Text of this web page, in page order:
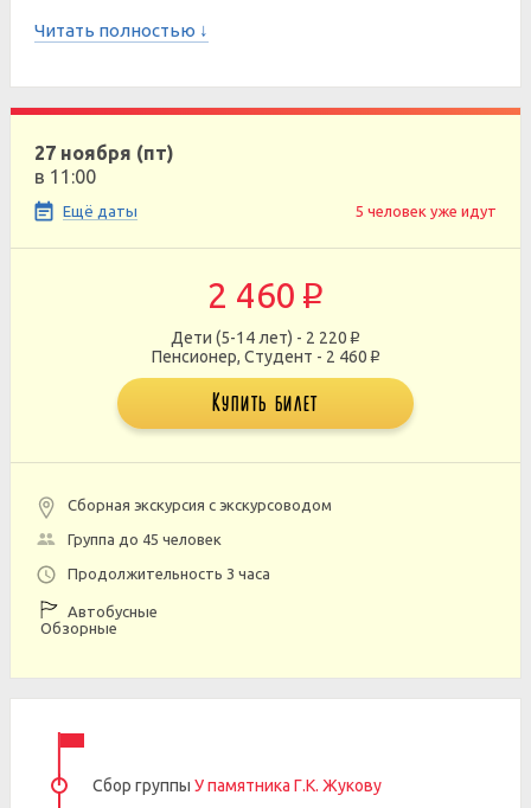
Читать полностью ↓
27 ноября (пт)
в 11:00
Ещё даты 5 человек уже идут
2 460 p
Дети (5-14 лет) - 2 220 p
Пенсионер, Студент - 2 460 p
Купить билет
Сборная экскурсия с экскурсоводом
Группа до 45 человек
Продолжительность 3 часа
Автобусные
Обзорные
Сбор группы У памятника Г.К. Жукову